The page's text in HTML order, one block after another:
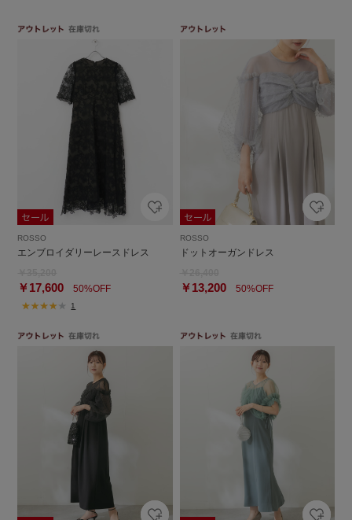
ROSSO
エンブロイダリーレースドレス
￥17,600 50%OFF
1
ROSSO
ドットオーガンドレス
￥13,20050%OFF